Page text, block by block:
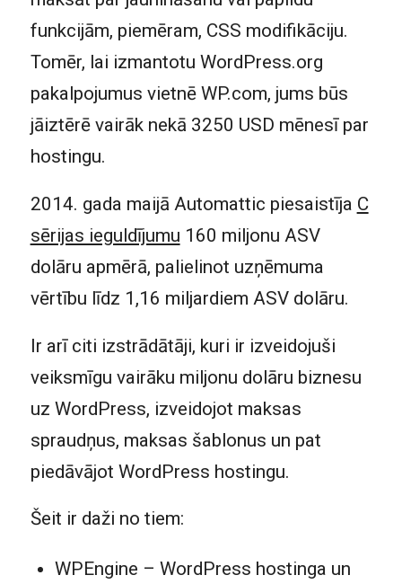
funkcijām, piemēram, CSS modifikāciju.
Tomēr, lai izmantotu WordPress.org
pakalpojumus vietnē WP.com, jums būs
jāiztērē vairāk nekā 3250 USD mēnesī par
hostingu.
2014. gada maijā Automattic piesaistīja C
sērijas ieguldījumu 160 miljonu ASV
dolāru apmērā, palielinot uzņēmuma
vērtību līdz 1,16 miljardiem ASV dolāru.
Ir arī citi izstrādātāji, kuri ir izveidojuši
veiksmīgu vairāku miljonu dolāru biznesu
uz WordPress, izveidojot maksas
spraudņus, maksas šablonus un pat
piedāvājot WordPress hostingu.
Šeit ir daži no tiem:
WPEngine – WordPress hostinga un